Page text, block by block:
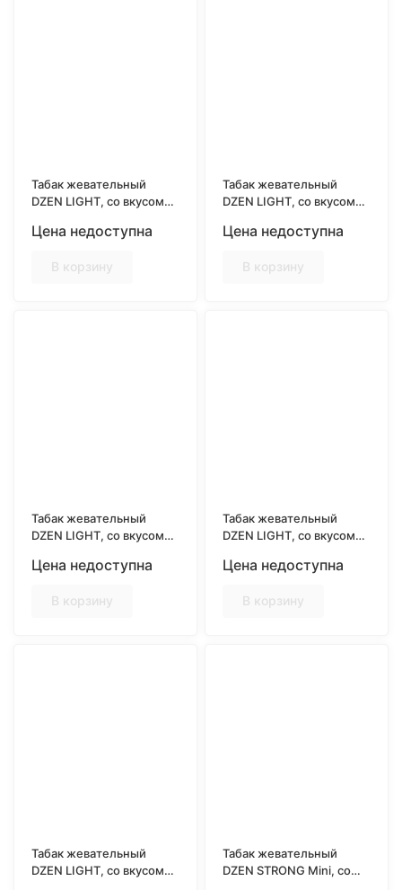
Табак жевательный
DZEN LIGHT, со вкусом
Цена недоступна
В корзину
Табак жевательный
DZEN LIGHT, со вкусом
Цена недоступна
В корзину
Табак жевательный
DZEN LIGHT, со вкусом
Цена недоступна
В корзину
Табак жевательный
DZEN LIGHT, со вкусом
Цена недоступна
В корзину
Табак жевательный
DZEN LIGHT, со вкусом
Табак жевательный
DZEN STRONG Mini, со